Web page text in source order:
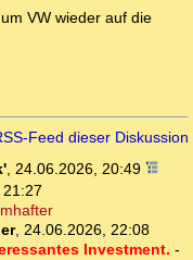
VW wieder auf die
Feed dieser Diskussion
, 24.06.2026, 20:49
, 24.06.2026, 22:08
Investment. -